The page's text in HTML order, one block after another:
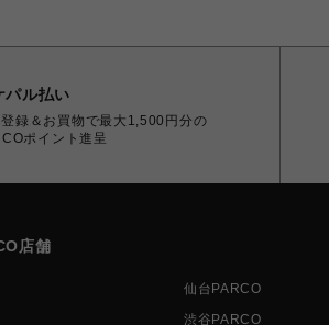
パル払い
録＆お買物で最大1,500円分の
ポイント進呈
店舗
仙台PARCO
渋谷PARCO